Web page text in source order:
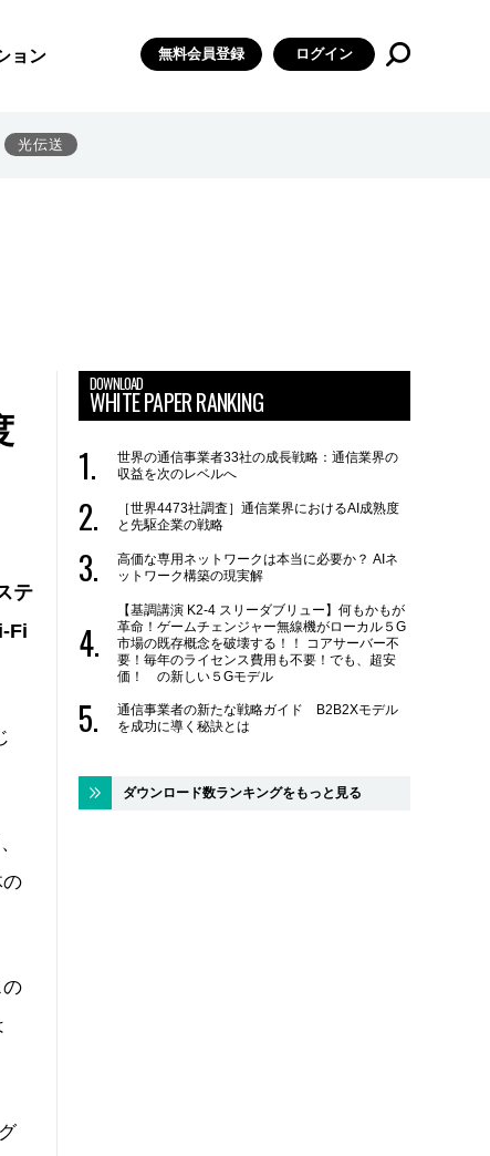
ョン 無料会員登録 ログイン
光伝送
テ
Fi
DOWNLOAD
WHITE PAPER RANKING
世界の通信事業者33社の成長戦略：通信業界の
収益を次のレベルへ
［世界4473社調査］通信業界におけるAI成熟度
と先駆企業の戦略
高価な専用ネットワークは本当に必要か？ AIネ
ットワーク構築の現実解
【基調講演 K2-4 スリーダブリュー】何もかもが
革命！ゲームチェンジャー無線機がローカル５G
市場の既存概念を破壊する！！ コアサーバー不
要！毎年のライセンス費用も不要！でも、超安
価！ の新しい５Gモデル
通信事業者の新たな戦略ガイド B2B2Xモデル
を成功に導く秘訣とは
ダウンロード数ランキングをもっと見る